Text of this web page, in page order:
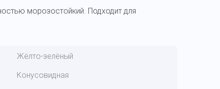
морозостойкий. Подходит для
Жёлто-зелёный
Конусовидная